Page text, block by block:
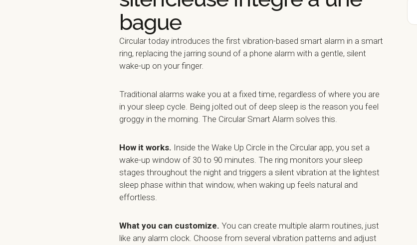
bague
Circular today introduces the first vibration-based smart alarm in a smart
ring, replacing the jarring sound of a phone alarm with a gentle, silent
wake-up on your finger.
Traditional alarms wake you at a fixed time, regardless of where you are
in your sleep cycle. Being jolted out of deep sleep is the reason you feel
groggy in the morning. The Circular Smart Alarm solves this.
How it works. Inside the Wake Up Circle in the Circular app, you set a
wake-up window of 30 to 90 minutes. The ring monitors your sleep
stages throughout the night and triggers a silent vibration at the lightest
sleep phase within that window, when waking up feels natural and
effortless.
What you can customize. You can create multiple alarm routines, just
like any alarm clock. Choose from several vibration patterns and adjust